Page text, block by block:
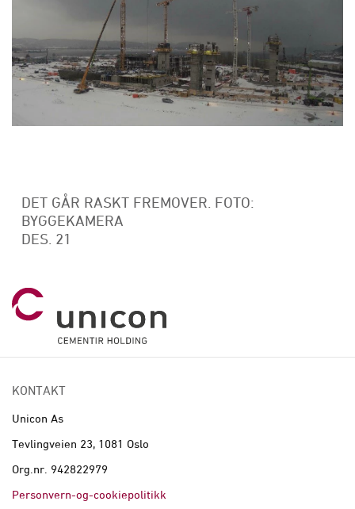
DET GÅR RASKT FREMOVER. FOTO:
BYGGEKAMERA
DES. 21
KONTAKT
Unicon As
Tevlingveien 23, 1081 Oslo
Org.nr. 942822979
Personvern-og-cookiepolitikk